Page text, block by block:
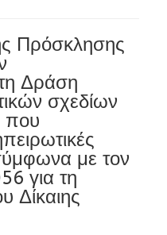
Πρόσκλησης
Δράση
σχεδίων
που
με τον
για τη
Δίκαιης